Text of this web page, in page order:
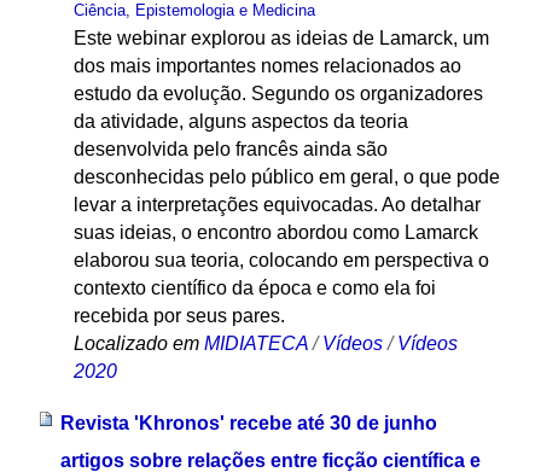
Ciência, Epistemologia e Medicina
Este webinar explorou as ideias de Lamarck, um
dos mais importantes nomes relacionados ao
estudo da evolução. Segundo os organizadores
da atividade, alguns aspectos da teoria
desenvolvida pelo francês ainda são
desconhecidas pelo público em geral, o que pode
levar a interpretações equivocadas. Ao detalhar
suas ideias, o encontro abordou como Lamarck
elaborou sua teoria, colocando em perspectiva o
contexto científico da época e como ela foi
recebida por seus pares.
Localizado em MIDIATECA /Vídeos /Vídeos
2020
Revista 'Khronos' recebe até 30 de junho
artigos sobre relações entre ficção científica e